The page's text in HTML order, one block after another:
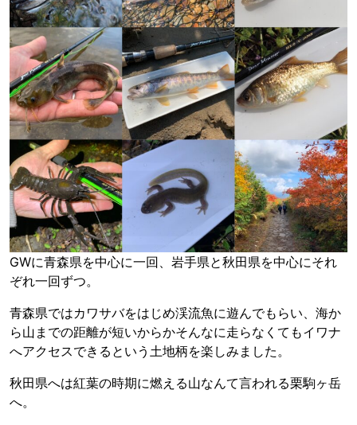
GWに青森県を中心に一回、岩手県と秋田県を中心にそれ
ぞれ一回ずつ。
青森県ではカワサバをはじめ渓流魚に遊んでもらい、海か
ら山までの距離が短いからかそんなに走らなくてもイワナ
へアクセスできるという土地柄を楽しみました。
秋田県へは紅葉の時期に燃える山なんて言われる栗駒ヶ岳
へ。